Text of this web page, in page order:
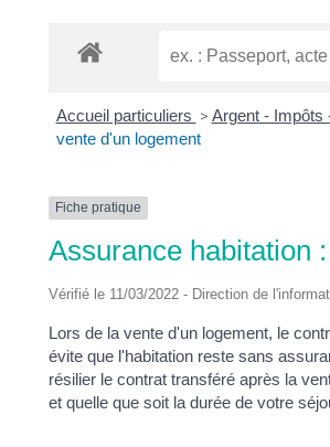
LA
Accueil particuliers > Argent - Impôts
vente d'un logement
Fiche pratique
Assurance habitation
Vérifié le 11/03/2022 - Direction de
Lors de la vente d'un logement, le
évite que l'habitation reste sans
résilier le contrat transféré après la
et quelle que soit la durée de votre